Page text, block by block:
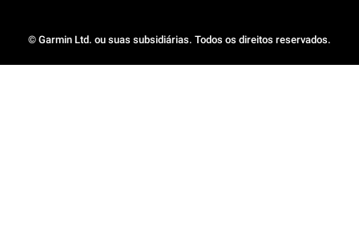
© Garmin Ltd. ou suas subsidiárias. Todos os direitos reservados.